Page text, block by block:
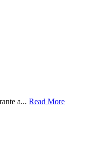
a... Read More